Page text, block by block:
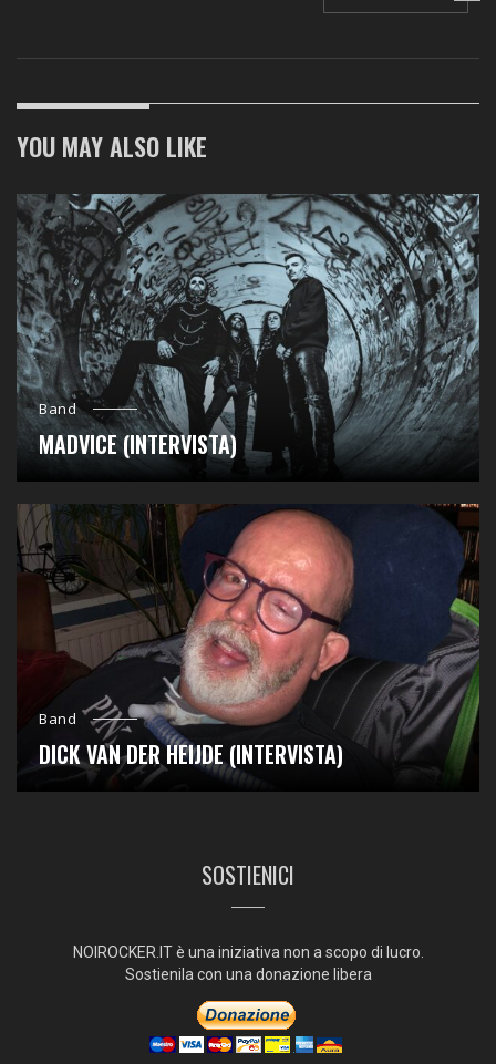
YOU MAY ALSO LIKE
Band
MADVICE (INTERVISTA)
Band
DICK VAN DER HEIJDE (INTERVISTA)
SOSTIENICI
NOIROCKER.IT è una iniziativa non a scopo di lucro.
Sostienila con una donazione libera